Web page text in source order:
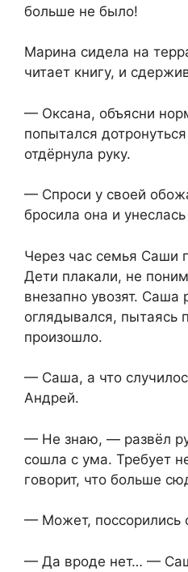
больше не было!
Марина сидела на
читает книгу, и
— Оксана, объясни
попытался
отдёрнула руку.
— Спроси у своей
бросила она и
Через час семья Саши
Дети плакали, не
внезапно увозят. Саша
оглядывался, пытаясь
произошло.
— Саша, а что
Андрей.
— Не знаю, — развёл
сошла с ума. Требует
говорит, что больше
— Может, поссорились
— Да вроде нет… —